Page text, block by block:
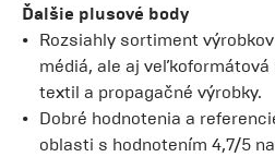
Ďalšie plusové body
Rozsiahly sortiment
médiá, ale aj
textil a propagačné výrobky.
Dobré hodnotenia a
oblasti s hodnotením 4,7/5